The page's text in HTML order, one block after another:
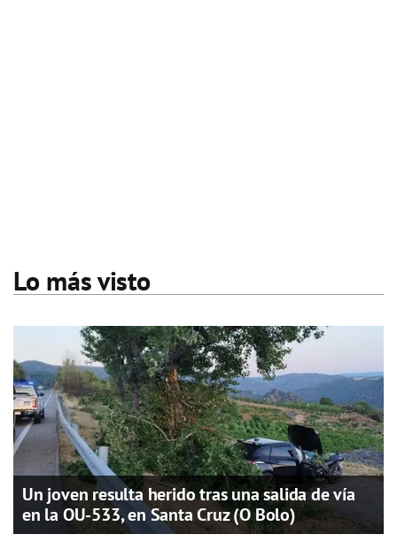
Lo más visto
Un joven resulta herido tras una salida de vía
en la OU-533, en Santa Cruz (O Bolo)